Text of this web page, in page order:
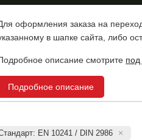
оформления заказа на
в шапке сайта, либо
описание смотрите под
Подробное описание
EN 10241 / DIN 2986